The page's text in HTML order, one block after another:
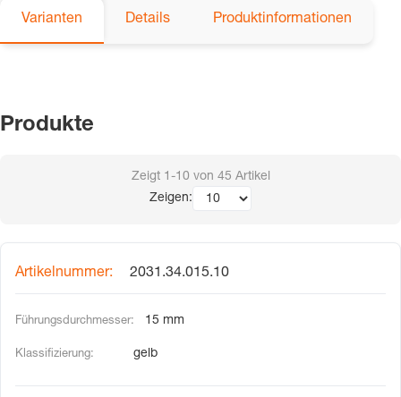
Varianten Details Produktinformationen
Produkte
Zeigt 1-10 von 45 Artikel
Zeigen:
2031.34.015.10
15 mm
gelb